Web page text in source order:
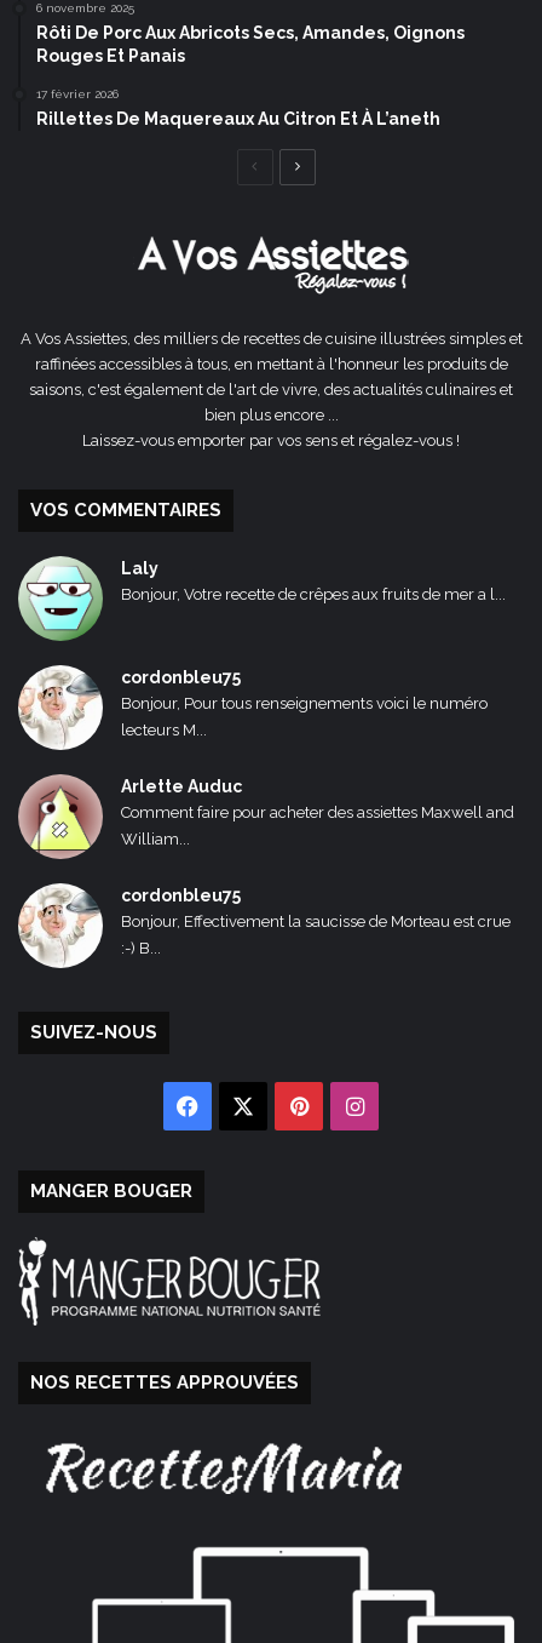
6 novembre 2025
Rôti De Porc Aux Abricots Secs, Amandes, Oignons
Rouges Et Panais
17 février 2026
Rillettes De Maquereaux Au Citron Et À L’aneth
Page
A Vos Assiettes, des milliers de recettes de cuisine illustrées simples et
raffinées accessibles à tous, en mettant à l'honneur les produits de
saisons, c'est également de l'art de vivre, des actualités culinaires et
bien plus encore ...
Laissez-vous emporter par vos sens et régalez-vous !
VOS COMMENTAIRES
Laly
Bonjour, Votre recette de crêpes aux fruits de mer a l...
cordonbleu75
Bonjour, Pour tous renseignements voici le numéro
lecteurs M...
Arlette Auduc
Comment faire pour acheter des assiettes Maxwell and
William...
cordonbleu75
Bonjour, Effectivement la saucisse de Morteau est crue
:-) B...
SUIVEZ-NOUS
Facebook PinterestInstagram
MANGER BOUGER
NOS RECETTES APPROUVÉES